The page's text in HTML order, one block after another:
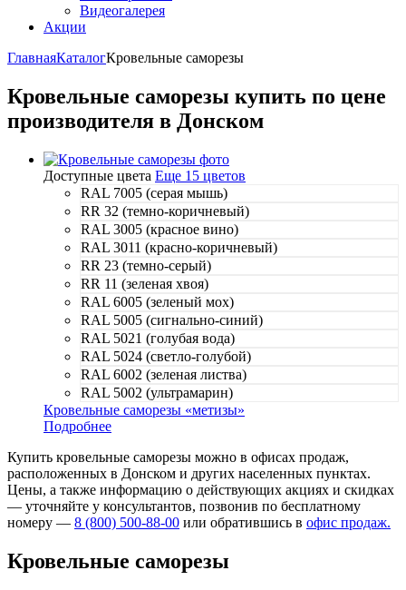
Видеогалерея
Акции
ГлавнаяКаталогКровельные саморезы
Кровельные саморезы купить по цене
производителя в Донском
Доступные цвета Еще 15 цветов
RAL 7005 (серая мышь)
RR 32 (темно-коричневый)
RAL 3005 (красное вино)
RAL 3011 (красно-коричневый)
RR 23 (темно-серый)
RR 11 (зеленая хвоя)
RAL 6005 (зеленый мох)
RAL 5005 (сигнально-синий)
RAL 5021 (голубая вода)
RAL 5024 (светло-голубой)
RAL 6002 (зеленая листва)
RAL 5002 (ультрамарин)
Кровельные саморезы «метизы»
Подробнее
Купить кровельные саморезы можно в офисах продаж,
расположенных в Донском и других населенных пунктах.
Цены, а также информацию о действующих акциях и скидках
— уточняйте у консультантов, позвонив по бесплатному
номеру — 8 (800) 500-88-00 или обратившись в офис продаж.
Кровельные саморезы